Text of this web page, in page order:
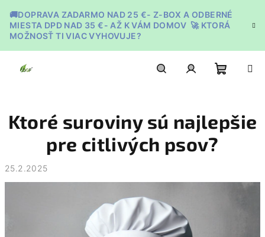
na
obsah
🚚DOPRAVA ZADARMO NAD 25 €- Z-BOX A ODBERNÉ
MIESTA DPD NAD 35 €- AŽ K VÁM DOMOV 🚀 KTORÁ
MOŽNOSŤ TI VIAC VYHOVUJE?
košík
Ktoré suroviny sú najlepšie
pre citlivých psov?
25.2.2025